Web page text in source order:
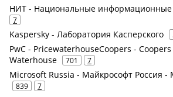
НИТ - Национальные информационные
7
Kaspersky - Лаборатория Касперского
PwC - PricewaterhouseCoopers -
Waterhouse
701 7
Microsoft Russia - Майкрософт Россия -
839 7